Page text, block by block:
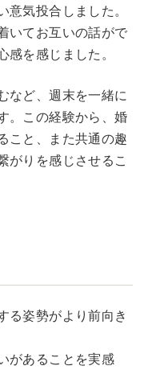
気投合しました。
いてお互いの話がで
を感じました。
など、週末を一緒に
。この経験から、婚
こと、また共通の趣
がりを感じさせるこ
る姿勢がより前向き
があることを実感